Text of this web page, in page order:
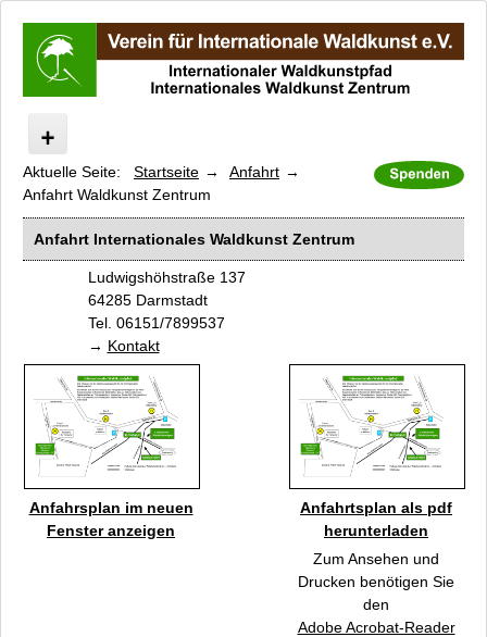
Start
Internationaler Waldkunstpfad
Internationales Waldkunst Zentrum
Kunst/Wald/Fossil
Modaukunstpfad
Künstler A-Z
Kataloge und Filme
Anfahrt
Anfahrt Waldkunst Zentrum
Anfahrt Waldkunstpfad
Datenschutz
Aktuelle Seite: Startseite
Anfahrt
Anfahrt Waldkunst Zentrum
Anfahrt Internationales Waldkunst Zentrum
Ludwigshöhstraße 137
64285 Darmstadt
Tel. 06151/7899537
Kontakt
Anfahrsplan im neuen
Fenster anzeigen
Anfahrtsplan als pdf
herunterladen
Zum Ansehen und
Drucken benötigen Sie
den
Adobe Acrobat-Reader